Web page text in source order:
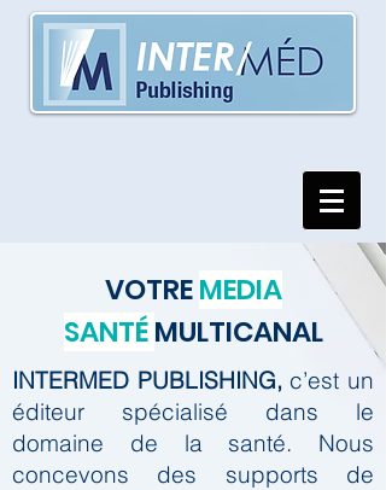
VOTREMEDIA
SANTÉMULTICANAL
INTERMED PUBLISHING, c’est un
éditeur spécialisé dans le
domaine de la santé. Nous
concevons des supports de